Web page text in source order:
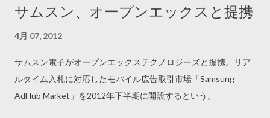
とする 4. Position Based model: 最初・途中・最後のタッチポイ
ントを重みを変えて成果の要因とする 5. Time Decay model: コ
る ------------------------------ この機能は無料版にも追加してほし
い。
サムスン、オープンエックスと提携
4月 07, 2012
サムスン電子がオープンエックステクノロジーズと提携。リア
ルタイム入札に対応したモバイル広告取引市場「Samsung
AdHub Market」を2012年下半期に開設するという。